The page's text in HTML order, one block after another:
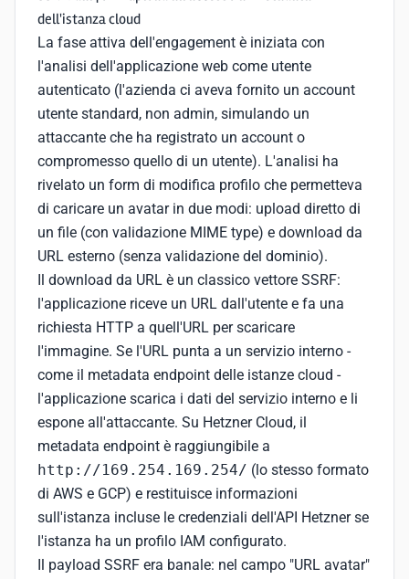
dell'istanza cloud
La fase attiva dell'engagement è iniziata con
l'analisi dell'applicazione web come utente
autenticato (l'azienda ci aveva fornito un account
utente standard, non admin, simulando un
attaccante che ha registrato un account o
compromesso quello di un utente). L'analisi ha
rivelato un form di modifica profilo che permetteva
di caricare un avatar in due modi: upload diretto di
un file (con validazione MIME type) e download da
URL esterno (senza validazione del dominio).
Il download da URL è un classico vettore SSRF:
l'applicazione riceve un URL dall'utente e fa una
richiesta HTTP a quell'URL per scaricare
l'immagine. Se l'URL punta a un servizio interno -
come il metadata endpoint delle istanze cloud -
l'applicazione scarica i dati del servizio interno e li
espone all'attaccante. Su Hetzner Cloud, il
metadata endpoint è raggiungibile a
http://169.254.169.254/ (lo stesso formato
di AWS e GCP) e restituisce informazioni
sull'istanza incluse le credenziali dell'API Hetzner se
l'istanza ha un profilo IAM configurato.
Il payload SSRF era banale: nel campo "URL avatar"